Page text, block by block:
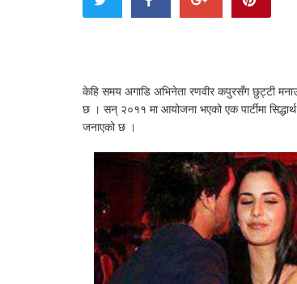
केहि समय अगाडि अभिनेता रणवीर कपुरसँग छुट्टी
छ । सन् २०११ मा आयोजना भएको एक पार्टीमा
जनाएको छ ।